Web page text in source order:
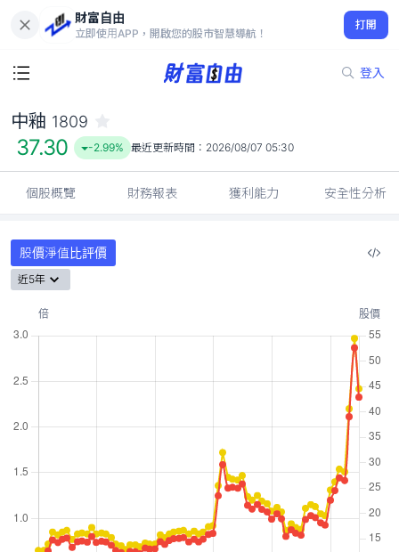
財富自由
立即使用APP，開啟您的股市智慧導航！
打開
登入
37.30
-2.99%
中釉 1809
37.30 -2.99% 最近更新時間： 2026/08/07 05:30
個股概覽 財務報表 獲利能力 安全性分析
股價淨值比評價
近5年